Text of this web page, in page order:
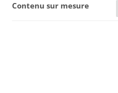
Contenu sur mesure